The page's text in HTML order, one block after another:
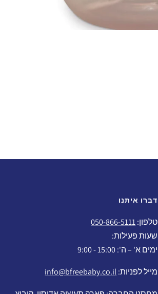
דברו איתנו
טלפון:050-866-5111
שעות פעילות:
ימים א' – ה': 15:00 - 9:00
מייל לפניות:info@bfreebaby.co.il